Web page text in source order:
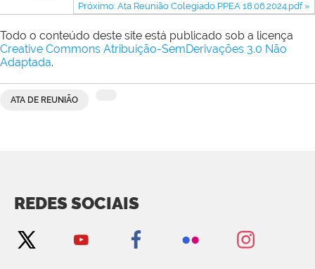
Próximo: Ata Reunião Colegiado PPEA 18.06.2024.pdf »
Todo o conteúdo deste site está publicado sob a licença
Creative Commons Atribuição-SemDerivações 3.0 Não
Adaptada.
ATA DE REUNIÃO
REDES SOCIAIS